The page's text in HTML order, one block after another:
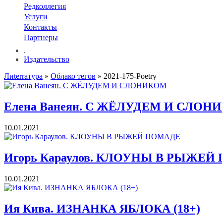
Редколлегия
Услуги
Контакты
Партнеры
.
Издательство
Лиterraтура » Облако тегов » 2021-175-Poetry
Елена Ванеян. С ЖЁЛУДЕМ И
10.01.2021
Игорь Караулов. КЛОУНЫ В
10.01.2021
Ия Кива. ИЗНАНКА ЯБЛОКА (18+)